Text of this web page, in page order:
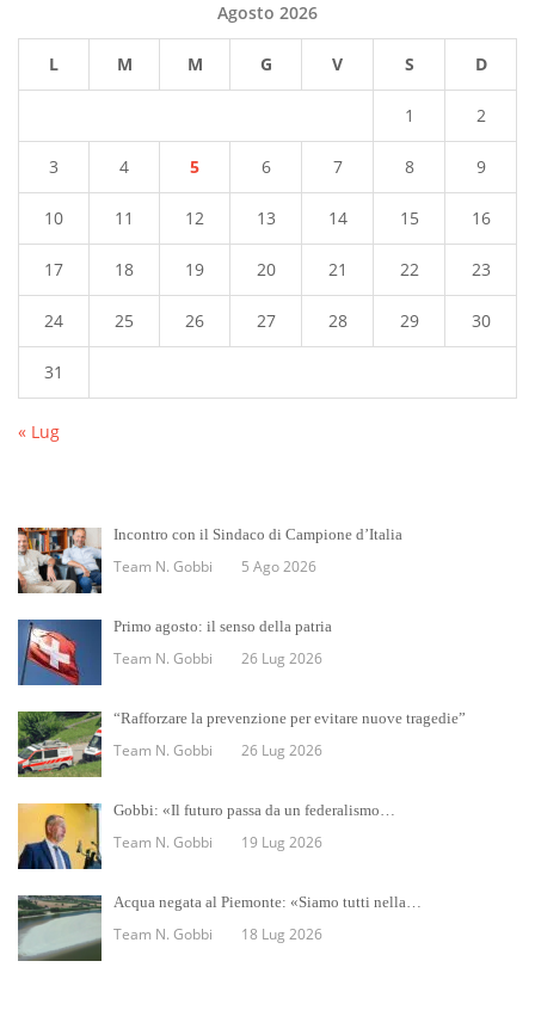
Agosto 2026
L M M G V S D
1 2
3 4 5 6 7 8 9
10 11 12 13 14 15 16
17 18 19 20 21 22 23
24 25 26 27 28 29 30
31
« Lug
Incontro con il Sindaco di Campione d’Italia
Team N. Gobbi 5 Ago 2026
Primo agosto: il senso della patria
Team N. Gobbi 26 Lug 2026
“Rafforzare la prevenzione per evitare nuove tragedie”
Team N. Gobbi 26 Lug 2026
Gobbi: «Il futuro passa da un federalismo…
Team N. Gobbi 19 Lug 2026
Acqua negata al Piemonte: «Siamo tutti nella…
Team N. Gobbi 18 Lug 2026